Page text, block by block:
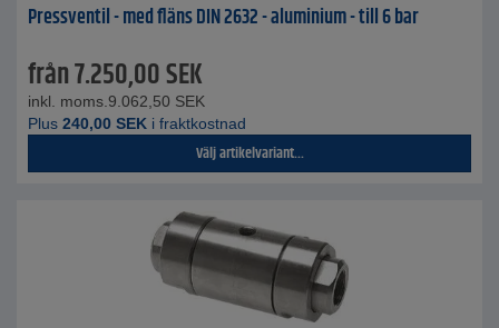
Pressventil - med fläns DIN 2632 - aluminium - till 6 bar
från7.250,00SEK
inkl. moms. 9.062,50 SEK
Plus 240,00 SEK i fraktkostnad
Välj artikelvariant...